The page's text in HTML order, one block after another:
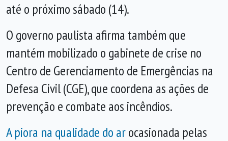
até o próximo sábado (14).
O governo paulista afirma também que
mantém mobilizado o gabinete de crise no
Centro de Gerenciamento de Emergências na
Defesa Civil (CGE), que coordena as ações de
prevenção e combate aos incêndios.
A piora na qualidade do arocasionada pelas